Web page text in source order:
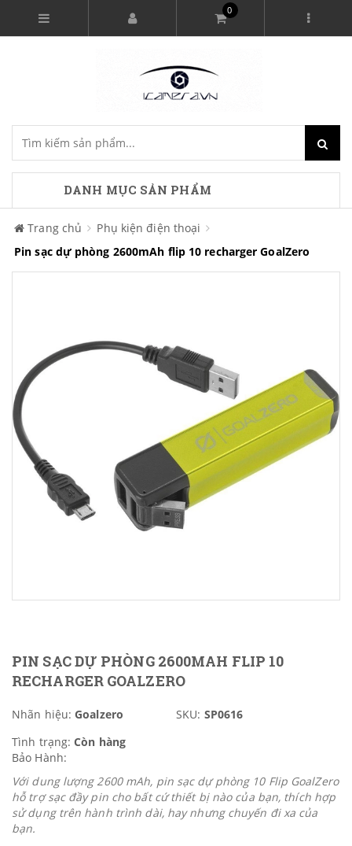
0
DANH MỤC SẢN PHẨM
Trang chủ
Phụ kiện điện thoại
Pin sạc dự phòng 2600mAh flip 10 recharger GoalZero
PIN SẠC DỰ PHÒNG 2600MAH FLIP 10
RECHARGER GOALZERO
Nhãn hiệu: Goalzero SKU: SP0616
Tình trạng: Còn hàng
Bảo Hành:
Với dung lượng 2600 mAh, pin sạc dự phòng 10 Flip GoalZero
hỗ trợ sạc đầy pin cho bất cứ thiết bị nào của bạn, thích hợp
sử dụng trên hành trình dài, hay nhưng chuyến đi xa của
bạn.